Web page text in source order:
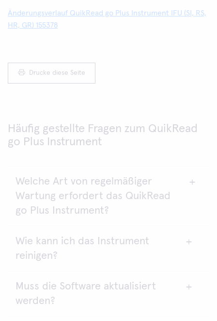
Änderungsverlauf QuikRead go Plus Instrument IFU (SI, RS,
HR, GR) 155378
Drucke diese Seite
Häufig gestellte Fragen zum QuikRead
go Plus Instrument
Welche Art von regelmäßiger
Wartung erfordert das QuikRead
go Plus Instrument?
Das Instrument benötigt keine regelmäßige
Wartung. Das Gerät ist werkseitig kalibriert und
Funktionalität. Die Kalibrierkurve oder der Cut-
off-Wert für jeden Test ist auf dem Küvettenetikett
Wie kann ich das Instrument
reinigen?
Wischen Sie die Außenseite mit einem feuchten,
fusselfreien Tuch ab. Bei Bedarf kann ein mildes
Muss die Software aktualisiert
werden?